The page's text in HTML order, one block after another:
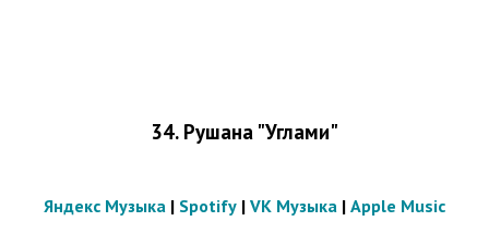
34. Рушана "Углами"
Яндекс Музыка | Spotify | VK Музыка | Apple Music